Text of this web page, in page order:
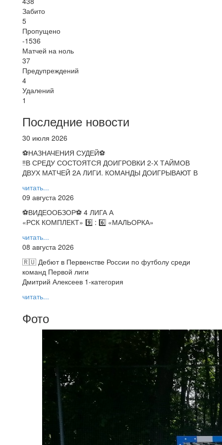
Забито
5
Пропущено
-1536
Матчей на ноль
37
Предупреждений
4
Удалений
1
Последние новости
30 июля 2026
⚽НАЗНАЧЕНИЯ СУДЕЙ⚽
‼В СРЕДУ СОСТОЯТСЯ ДОИГРОВКИ 2-Х ТАЙМОВ
ДВУХ МАТЧЕЙ 2А ЛИГИ. КОМАНДЫ ДОИГРЫВАЮТ В
читать...
09 августа 2026
⚽️ВИДЕООБЗОР⚽️ 4 ЛИГА А
«РСК КОМПЛЕКТ» 9️⃣ : 6️⃣ «МАЛЬОРКА»
читать...
08 августа 2026
🇷🇺 Дебют в Первенстве России по футболу среди
команд Первой лиги
Дмитрий Алексеев 1-категория
читать...
Фото